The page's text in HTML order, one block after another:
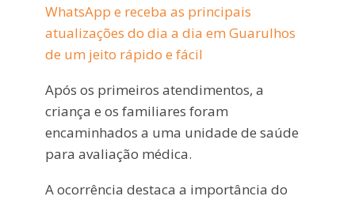
WhatsApp e receba as principais
atualizações do dia a dia em Guarulhos
de um jeito rápido e fácil
Após os primeiros atendimentos, a
criança e os familiares foram
encaminhados a uma unidade de saúde
para avaliação médica.
A ocorrência destaca a importância do